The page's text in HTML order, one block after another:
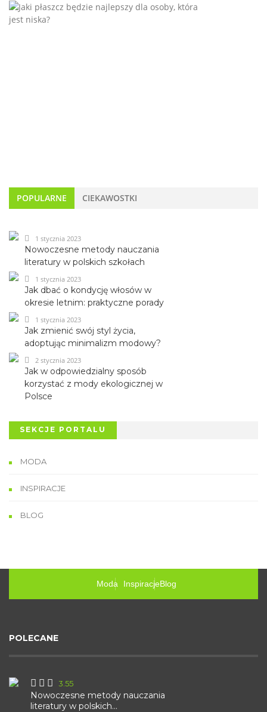
POPULARNE CIEKAWOSTKI
Nowoczesne metody nauczania
literatury w polskich szkołach
1 stycznia 2023
Jak dbać o kondycję włosów w
okresie letnim: praktyczne porady
1 stycznia 2023
Jak zmienić swój styl życia,
adoptując minimalizm modowy?
1 stycznia 2023
Jak w odpowiedzialny sposób
korzystać z mody ekologicznej w
Polsce
2 stycznia 2023
SEKCJE PORTALU
MODA
INSPIRACJE
BLOG
Moda InspiracjeBlog
POLECANE
Nowoczesne metody nauczania
literatury w polskich...
3.55